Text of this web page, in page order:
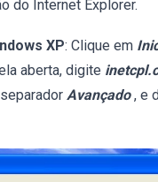
do Internet Explorer.
XP: Clique em
aberta, digite
Avançado , e